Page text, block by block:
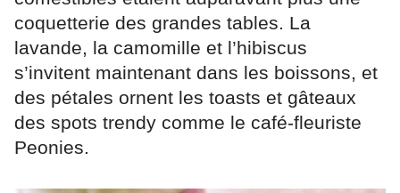
coquetterie des grandes tables. La
lavande, la camomille et l’hibiscus
s’invitent maintenant dans les boissons, et
des pétales ornent les toasts et gâteaux
des spots trendy comme le café-fleuriste
Peonies.